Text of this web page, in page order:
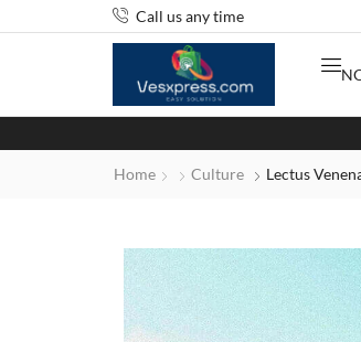
Call us any time
Home Culture Lectus